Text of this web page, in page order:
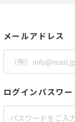
メールアドレス
ログインパスワー